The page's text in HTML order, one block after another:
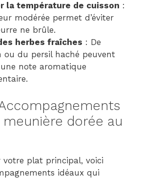
la température de cuisson :
modérée permet d’éviter
ne brûle.
herbes fraîches : De
ou du persil haché peuvent
note aromatique
dorée au
votre plat principal, voici
idéaux qui